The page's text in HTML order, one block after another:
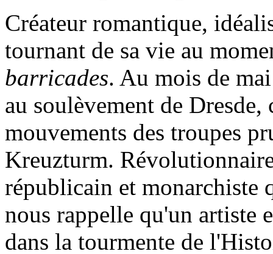
Créateur romantique,
tournant de sa vie au
barricades. Au mois de
au soulèvement de Dresde,
mouvements des troupes
Kreuzturm.
républicain et monarchiste
nous rappelle qu'un artiste
dans la tourmente de